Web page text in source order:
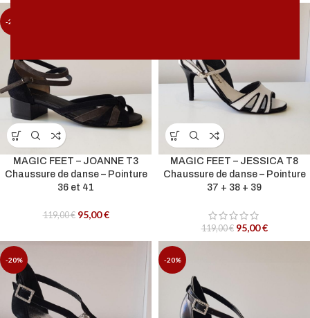
-20%
MAGIC FEET – JOANNE T3
Chaussure de danse – Pointure
36 et 41
119,00€ 95,00€
MAGIC FEET – JESSICA T8
Chaussure de danse – Pointure
37 + 38 + 39
119,00€ 95,00€
-20% -20%